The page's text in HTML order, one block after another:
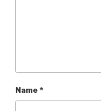
Name *